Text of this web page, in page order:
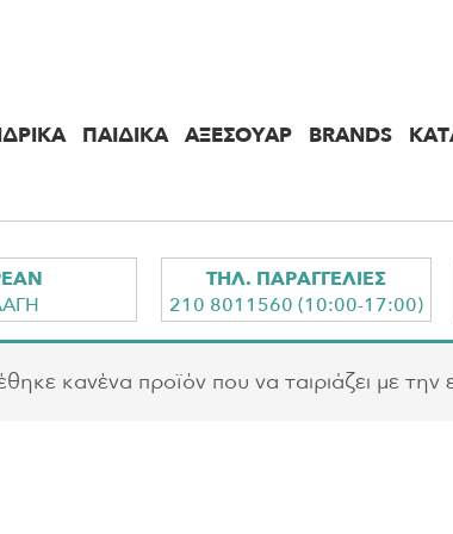
ΠΑΙΔΙΚΑ ΑΞΕΣΟΥΑΡ BRANDS
ΤΗΛ. ΠΑΡΑΓΓΕΛΙΕΣ
210 8011560 (10:00-17:00)
κανένα προϊόν που να ταιριάζει με την